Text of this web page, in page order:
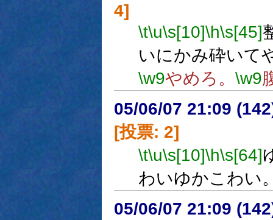
4]
\t\u\s[10]\h\s[45]
いにかみ砕いて
\w9やめろ。 \w9
05/06/07 21:09
[投票: 2]
\t\u\s[10]\h\s[64]
わいゆかこわい
05/06/07 21:09